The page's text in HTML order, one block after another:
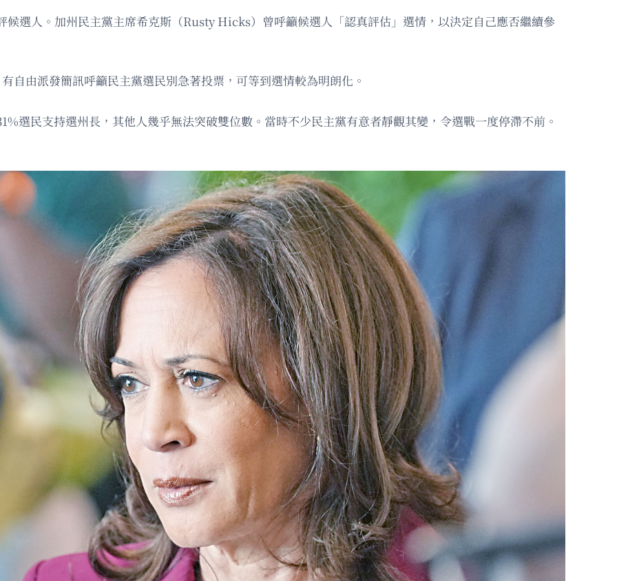
選人。加州民主黨主席希克斯（Rusty Hicks）曾呼籲候選人「認真評估」選情，以決定自己應否繼續參
自由派發簡訊呼籲民主黨選民別急著投票，可等到選情較為明朗化。
選民支持選州長，其他人幾乎無法突破雙位數。當時不少民主黨有意者靜觀其變，令選戰一度停滯不前。